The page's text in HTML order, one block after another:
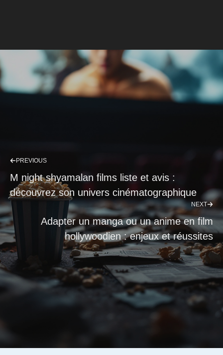
PREVIOUS
M night shyamalan films liste et avis :
découvrez son univers cinématographique
NEXT
Adapter un manga ou un anime en film
hollywoodien : enjeux et réussites